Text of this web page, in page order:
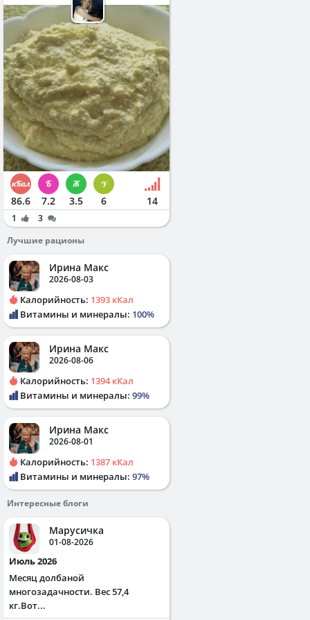
86.6 7.2 3.5 6 14
1
3
Лучшие рационы
Ирина Макс
2026-08-03
Калорийность: 1393 кКал
Витамины и минералы: 100%
Ирина Макс
2026-08-06
Калорийность: 1394 кКал
Витамины и минералы: 99%
Ирина Макс
2026-08-01
Калорийность: 1387 кКал
Витамины и минералы: 97%
Интересные блоги
Марусичка
01-08-2026
Июль 2026
Месяц долбаной
многозадачности. Вес 57,4
кг.Вот...